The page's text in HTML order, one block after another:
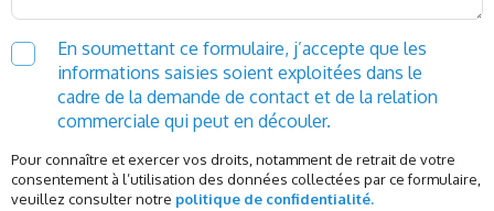
En soumettant ce formulaire, j’accepte que les
informations saisies soient exploitées dans le
cadre de la demande de contact et de la relation
commerciale qui peut en découler.
Pour connaître et exercer vos droits, notamment de retrait de votre
consentement à l’utilisation des données collectées par ce formulaire,
veuillez consulter notre politique de confidentialité.